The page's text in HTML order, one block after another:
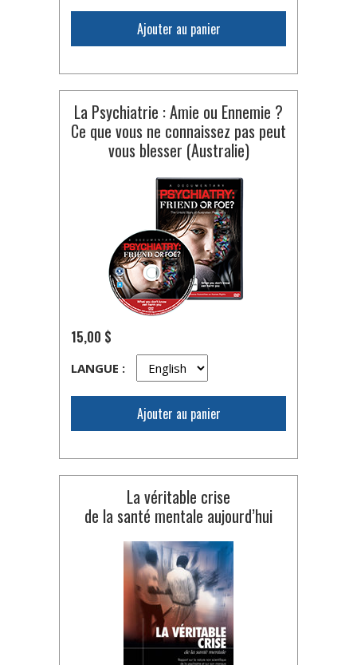
Ajouter au panier
La Psychiatrie : Amie ou Ennemie ?
Ce que vous ne connaissez pas peut
vous blesser (Australie)
15,00 $
LANGUE :
Ajouter au panier
La véritable crise
de la santé mentale aujourd’hui